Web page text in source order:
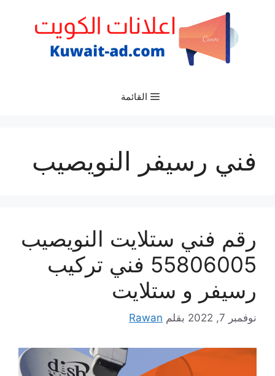
القائمة
فني رسيفر النويصيب
رقم فني ستلايت النويصيب
55806005 فني تركيب
رسيفر و ستلايت
نوفمبر 7, 2022 بقلم Rawan